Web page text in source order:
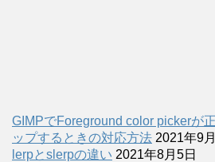
GIMPでForeground color pickerが
ップするときの対応方法 2021年9
lerpとslerpの違い 2021年8月5日